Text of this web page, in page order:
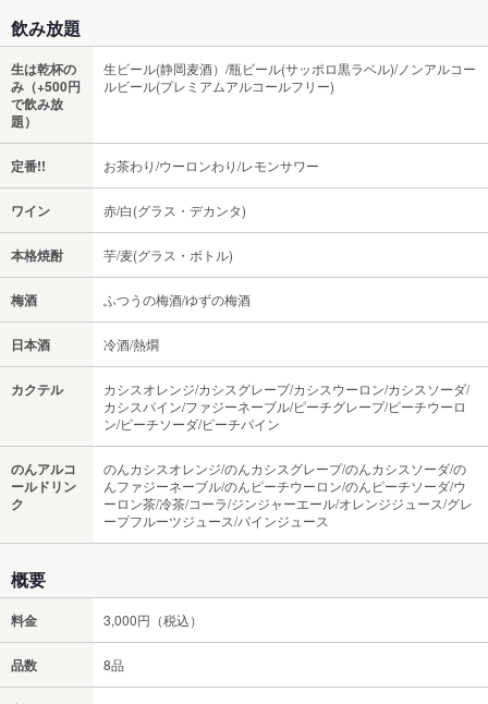
飲み放題
生は乾杯の
み（+500円
で飲み放
題）
生ビール(静岡麦酒）/瓶ビール(サッポロ黒ラベル)/ノンアルコー
ルビール(プレミアムアルコールフリー)
定番!! お茶わり/ウーロンわり/レモンサワー
ワイン 赤/白(グラス・デカンタ)
本格焼酎 芋/麦(グラス・ボトル)
梅酒 ふつうの梅酒/ゆずの梅酒
日本酒 冷酒/熱燗
カクテル
カシスオレンジ/カシスグレープ/カシスウーロン/カシスソーダ/
カシスパイン/ファジーネーブル/ピーチグレープ/ピーチウーロ
ン/ピーチソーダ/ピーチパイン
のんアルコ
ールドリン
ク
のんカシスオレンジ/のんカシスグレープ/のんカシスソーダ/の
んファジーネーブル/のんピーチウーロン/のんピーチソーダ/ウ
ーロン茶/冷茶/コーラ/ジンジャーエール/オレンジジュース/グレ
ープフルーツジュース/パインジュース
概要
料金 3,000円（税込）
品数 8品